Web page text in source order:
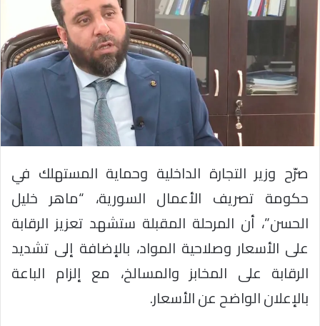
صرّح وزير التجارة الداخلية وحماية المستهلك في
حكومة تصريف الأعمال السورية، “ماهر خليل
الحسن”، أن المرحلة المقبلة ستشهد تعزيز الرقابة
على الأسعار وصلاحية المواد، بالإضافة إلى تشديد
الرقابة على المخابز والمسالخ، مع إلزام الباعة
بالإعلان الواضح عن الأسعار.